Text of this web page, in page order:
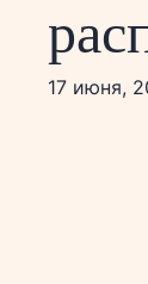
17 июня,